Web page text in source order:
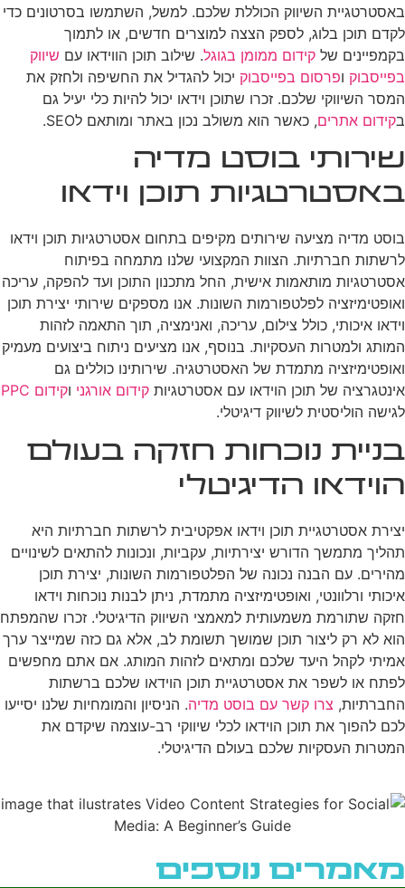
באסטרטגיית השיווק הכוללת שלכם. למשל, השתמשו בסרטונים כדי
לקדם תוכן בלוג, לספק הצצה למוצרים חדשים, או לתמוך
בקמפיינים של קידום ממומן בגוגל. שילוב תוכן הווידאו עם שיווק
בפייסבוק ופרסום בפייסבוק יכול להגדיל את החשיפה ולחזק את
המסר השיווקי שלכם. זכרו שתוכן וידאו יכול להיות כלי יעיל גם
בקידום אתרים, כאשר הוא משולב נכון באתר ומותאם לSEO.
שירותי בוסט מדיה
באסטרטגיות תוכן וידאו
בוסט מדיה מציעה שירותים מקיפים בתחום אסטרטגיות תוכן וידאו
לרשתות חברתיות. הצוות המקצועי שלנו מתמחה בפיתוח
אסטרטגיות מותאמות אישית, החל מתכנון התוכן ועד להפקה, עריכה
ואופטימיזציה לפלטפורמות השונות. אנו מספקים שירותי יצירת תוכן
וידאו איכותי, כולל צילום, עריכה, ואנימציה, תוך התאמה לזהות
המותג ולמטרות העסקיות. בנוסף, אנו מציעים ניתוח ביצועים מעמיק
ואופטימיזציה מתמדת של האסטרטגיה. שירותינו כוללים גם
אינטגרציה של תוכן הוידאו עם אסטרטגיות קידום אורגני וקידום PPC
לגישה הוליסטית לשיווק דיגיטלי.
בניית נוכחות חזקה בעולם
הוידאו הדיגיטלי
יצירת אסטרטגיית תוכן וידאו אפקטיבית לרשתות חברתיות היא
תהליך מתמשך הדורש יצירתיות, עקביות, ונכונות להתאים לשינויים
מהירים. עם הבנה נכונה של הפלטפורמות השונות, יצירת תוכן
איכותי ורלוונטי, ואופטימיזציה מתמדת, ניתן לבנות נוכחות וידאו
חזקה שתורמת משמעותית למאמצי השיווק הדיגיטלי. זכרו שהמפתח
הוא לא רק ליצור תוכן שמושך תשומת לב, אלא גם כזה שמייצר ערך
אמיתי לקהל היעד שלכם ומתאים לזהות המותג. אם אתם מחפשים
לפתח או לשפר את אסטרטגיית תוכן הוידאו שלכם ברשתות
החברתיות, צרו קשר עם בוסט מדיה. הניסיון והמומחיות שלנו יסייעו
לכם להפוך את תוכן הוידאו לכלי שיווקי רב-עוצמה שיקדם את
המטרות העסקיות שלכם בעולם הדיגיטלי.
מאמרים נוספים